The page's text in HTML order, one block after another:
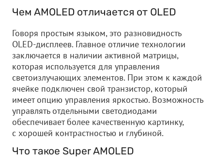
Чем AMOLED отличается от OLED
Говоря простым языком, это разновидность
OLED-дисплеев. Главное отличие технологии
заключается в наличии активной матрицы,
которая используется для управления
светоизлучающих элементов. При этом к каждой
ячейке подключен свой транзистор, который
имеет опцию управления яркостью. Возможность
управлять отдельными светодиодами
обеспечивает более качественную картинку,
с хорошей контрастностью и глубиной.
Что такое Super AMOLED